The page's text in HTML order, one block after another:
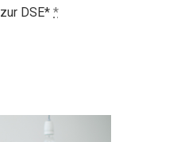
zur DSE* *